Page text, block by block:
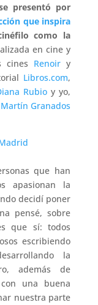
presentó por
que inspira
como la
en cine y
cines Renoir y
Libros.com,
Rubio y yo,
Granados
que han
apasionan la
decidí poner
pensé, sobre
que sí: todos
escribiendo
la
además de
una buena
nuestra parte